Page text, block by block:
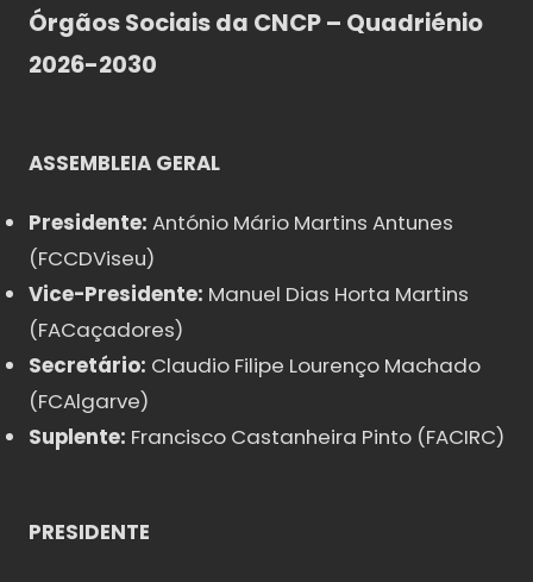
Órgãos Sociais da CNCP – Quadriénio
2026-2030
ASSEMBLEIA GERAL
Presidente: António Mário Martins Antunes
(FCCDViseu)
Vice-Presidente: Manuel Dias Horta Martins
(FACaçadores)
Secretário: Claudio Filipe Lourenço Machado
(FCAlgarve)
Suplente: Francisco Castanheira Pinto (FACIRC)
PRESIDENTE